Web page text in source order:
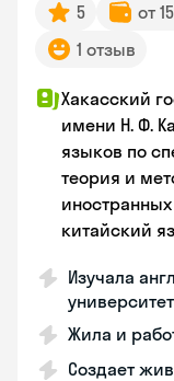
5 от
1 отзыв
Хакасский
имени Н. Ф.
языков по
теория и
китайский
Изучала
Жила и
Создает